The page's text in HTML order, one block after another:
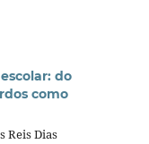
do
como
Reis Dias